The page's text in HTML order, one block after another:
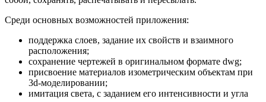
Среди основных возможностей приложения:
поддержка слоев, задание их свойств и взаимного
расположения;
сохранение чертежей в оригинальном формате dwg;
присвоение материалов изометрическим объектам при
3d-моделировании;
имитация света, с заданием его интенсивности и угла